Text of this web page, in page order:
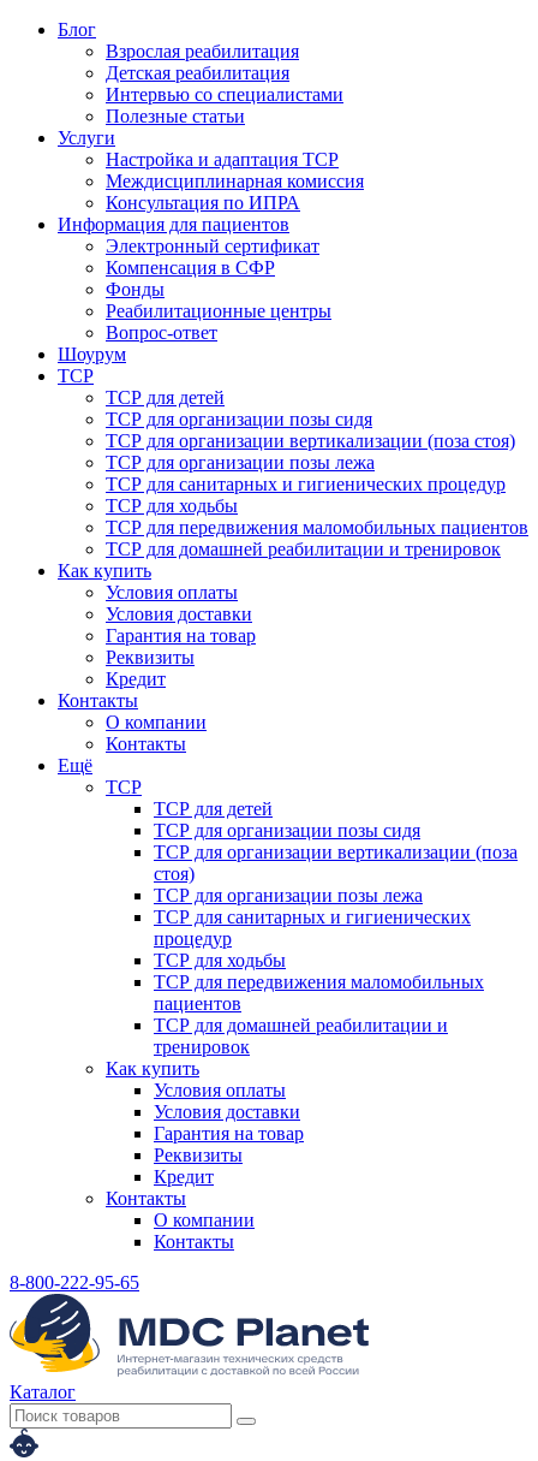
Блог
Взрослая реабилитация
Детская реабилитация
Интервью со специалистами
Полезные статьи
Услуги
Настройка и адаптация ТСР
Междисциплинарная комиссия
Консультация по ИПРА
Информация для пациентов
Электронный сертификат
Компенсация в СФР
Фонды
Реабилитационные центры
Вопрос-ответ
Шоурум
ТСР
ТСР для детей
ТСР для организации позы сидя
ТСР для организации вертикализации (поза стоя)
ТСР для организации позы лежа
ТСР для санитарных и гигиенических процедур
ТСР для ходьбы
ТСР для передвижения маломобильных пациентов
ТСР для домашней реабилитации и тренировок
Как купить
Условия оплаты
Условия доставки
Гарантия на товар
Реквизиты
Кредит
Контакты
О компании
Контакты
Ещё
ТСР
ТСР для детей
ТСР для организации позы сидя
ТСР для организации вертикализации (поза
стоя)
ТСР для организации позы лежа
ТСР для санитарных и гигиенических
процедур
ТСР для ходьбы
ТСР для передвижения маломобильных
пациентов
ТСР для домашней реабилитации и
тренировок
Как купить
Условия оплаты
Условия доставки
Гарантия на товар
Реквизиты
Кредит
Контакты
О компании
Контакты
8-800-222-95-65
Каталог